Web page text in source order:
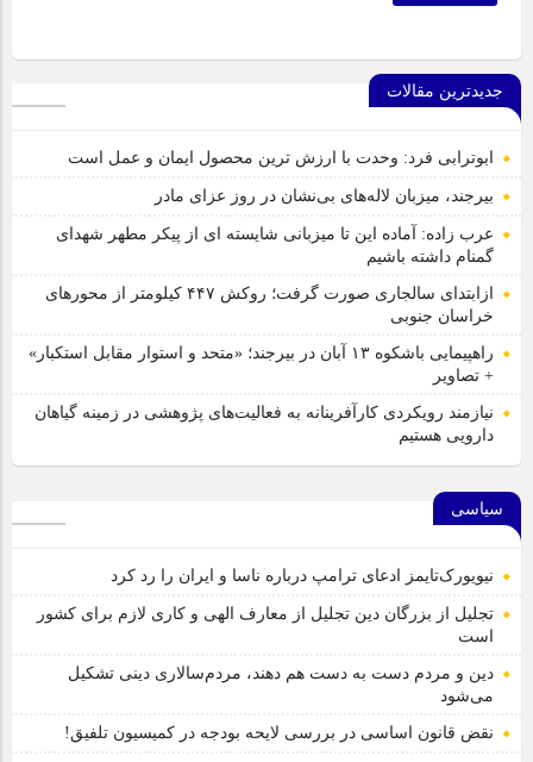
جدیدترین مقالات
ابوترابی فرد: وحدت با ارزش ترین محصول ایمان و عمل است
بیرجند، میزبان لاله‌های بی‌نشان در روز عزای مادر
عرب زاده: آماده این تا میزبانی شایسته ای از پیکر مطهر شهدای
گمنام داشته باشیم
ازابتدای سالجاری صورت گرفت؛ روکش ۴۴۷ کیلومتر از محورهای
خراسان جنوبی
راهپیمایی باشکوه ۱۳ آبان در بیرجند؛ «متحد و استوار مقابل استکبار»
+ تصاویر
نیازمند رویکردی کارآفرینانه به فعالیت‌های پژوهشی در زمینه گیاهان
دارویی هستیم
سیاسی
نیویورک‌تایمز ادعای ترامپ درباره ناسا و ایران را رد کرد
تجلیل از بزرگان دین تجلیل از معارف الهی و کاری لازم برای کشور
است
دین و مردم دست به‌ دست هم دهند، مردم‌سالاری دینی تشکیل
می‌شود
نقض قانون اساسی در بررسی لایحه بودجه در کمیسیون تلفیق!